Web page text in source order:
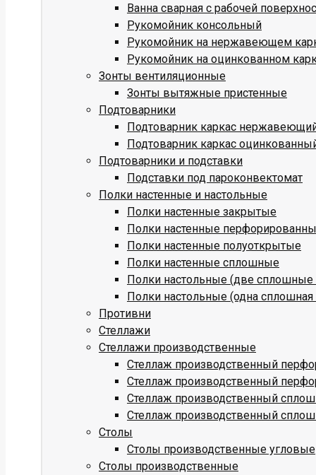
Ванна сварная с рабочей
Рукомойник консольный
Рукомойник на нержавеющем
Рукомойник на оцинкованном
Зонты вентиляционные
Зонты вытяжные пристенные
Подтоварники
Подтоварник каркас
Подтоварник каркас
Подтоварники и подставки
Подставки под пароконвектомат
Полки настенные и настольные
Полки настенные закрытые
Полки настенные
Полки настенные полуоткрытые
Полки настенные сплошные
Полки настольные (две сплошные
Полки настольные (одна сплошная
Противни
Стеллажи
Стеллажи производственные
Стеллаж производственный
Стеллаж производственный
Стеллаж производственный
Стеллаж производственный
Столы
Столы производственные угловые
Столы производственные